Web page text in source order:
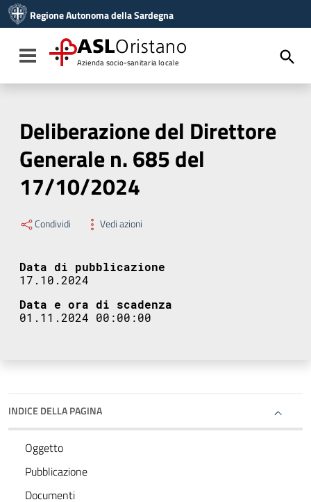
Vai al menu di navigazione
Vai al footer
Regione Autonoma della Sardegna
Toggle navigation
ASLOristano
Azienda socio-sanitaria locale
Deliberazione del Direttore
Generale n. 685 del
17/10/2024
Condividi Vedi azioni
Data di pubblicazione
17.10.2024
Data e ora di scadenza
01.11.2024 00:00:00
INDICE DELLA PAGINA
Oggetto
Pubblicazione
Documenti